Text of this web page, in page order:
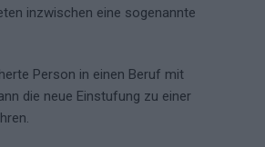
inzwischen eine sogenannte
Person in einen Beruf mit
die neue Einstufung zu einer